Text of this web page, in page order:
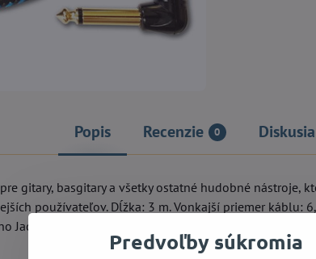
Popis Recenzie 0 Diskusia
gitary, basgitary a všetky ostatné hudobné nástroje,
používateľov. Dĺžka: 3 m. Vonkajší priemer káblu:
Jack konektormi - rovným J57 a lomeným J58. Farba:
Predvoľby súkromia